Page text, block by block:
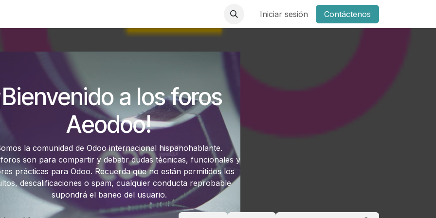
Iniciar sesión Contáctenos
a los foros
Aeodoo!
la comunidad de Odoo internacional hispanohablante.
son para compartir y debatir dudas técnicas, funcionales y
prácticas para Odoo. Recuerda que no están permitidos los
descalificaciones o spam, cualquier conducta reprobable
supondrá el baneo del usuario.